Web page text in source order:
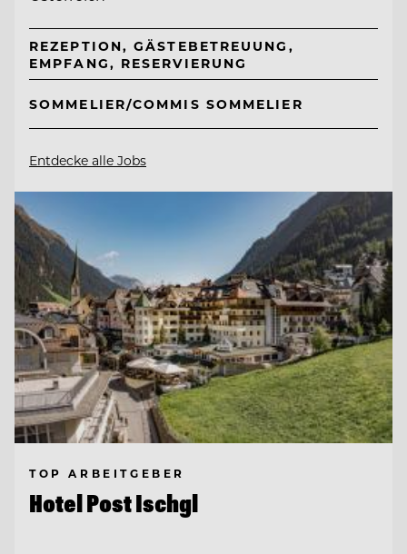
REZEPTION, GÄSTEBETREUUNG,
EMPFANG, RESERVIERUNG
SOMMELIER/COMMIS SOMMELIER
Entdecke alle Jobs
TOP ARBEITGEBER
Hotel Post Ischgl